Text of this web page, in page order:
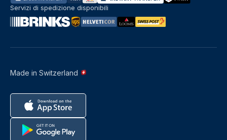
Made in Switzerland
Servizi di spedizione disponibili